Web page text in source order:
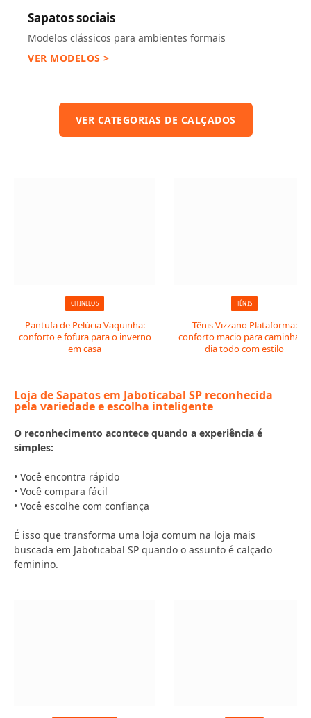
Sapatos sociais
Modelos clássicos para ambientes formais
VER MODELOS >
VER CATEGORIAS DE CALÇADOS
CHINELOS
Pantufa de Pelúcia Vaquinha:
conforto e fofura para o inverno
em casa
TÊNIS
Tênis Vizzano Plataforma:
conforto macio para caminhar o
dia todo com estilo
Loja de Sapatos em Jaboticabal SP reconhecida
pela variedade e escolha inteligente
O reconhecimento acontece quando a experiência é
simples:
• Você encontra rápido
• Você compara fácil
• Você escolhe com confiança
É isso que transforma uma loja comum na loja mais
buscada em Jaboticabal SP quando o assunto é calçado
feminino.